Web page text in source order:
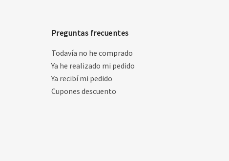
Preguntas frecuentes
Todavía no he comprado
Ya he realizado mi pedido
Ya recibí mi pedido
Cupones descuento